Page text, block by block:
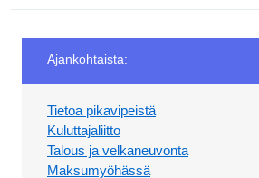
Ajankohtaista:
Tietoa pikavipeistä
Kuluttajaliitto
Talous ja velkaneuvonta
Maksumyöhässä